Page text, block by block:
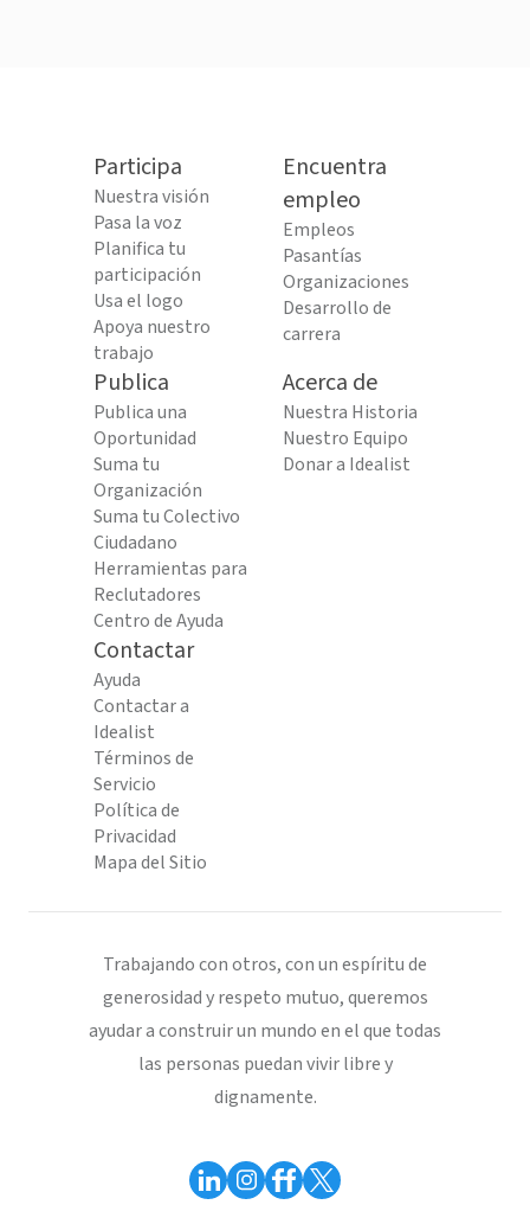
Participa
Nuestra visión
Pasa la voz
Planifica tu
participación
Usa el logo
Apoya nuestro
trabajo
Encuentra
empleo
Empleos
Pasantías
Organizaciones
Desarrollo de
carrera
Publica
Publica una
Oportunidad
Suma tu
Organización
Suma tu Colectivo
Ciudadano
Herramientas para
Reclutadores
Centro de Ayuda
Acerca de
Nuestra Historia
Nuestro Equipo
Donar a Idealist
Contactar
Ayuda
Contactar a
Idealist
Términos de
Servicio
Política de
Privacidad
Mapa del Sitio
Trabajando con otros, con un espíritu de
generosidad y respeto mutuo, queremos
ayudar a construir un mundo en el que todas
las personas puedan vivir libre y
dignamente.